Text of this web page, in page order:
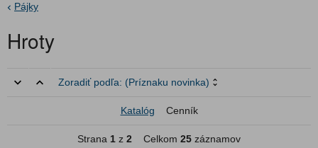
Pájky
Hroty
Zoradiť podľa: (Príznaku novinka)
Katalóg Cenník
Strana 1 z 2 Celkom 25 záznamov